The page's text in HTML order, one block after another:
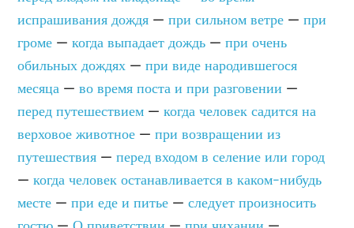
испрашивания дождя —при сильном ветре —при
громе —когда выпадает дождь —при очень
обильных дождях —при виде народившегося
месяца —во время поста и при разговении —
перед путешествием —когда человек садится на
верховое животное —при возвращении из
путешествия —перед входом в селение или город
—когда человек останавливается в каком-нибудь
месте —при еде и питье —следует произносить